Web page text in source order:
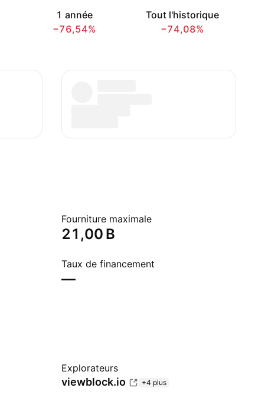
1 année
−76,54%
Tout l'historique
−74,08%
Fourniture maximale
‪21,00 B‬
Taux de financement
—
Explorateurs
viewblock.io +4 plus